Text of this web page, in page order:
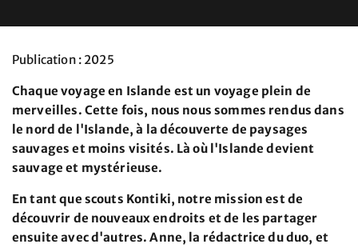
Publication : 2025
Chaque voyage en Islande est un voyage plein de
merveilles. Cette fois, nous nous sommes rendus dans
le nord de l'Islande, à la découverte de paysages
sauvages et moins visités. Là où l'Islande devient
sauvage et mystérieuse.
En tant que scouts Kontiki, notre mission est de
découvrir de nouveaux endroits et de les partager
ensuite avec d'autres. Anne, la rédactrice du duo, et